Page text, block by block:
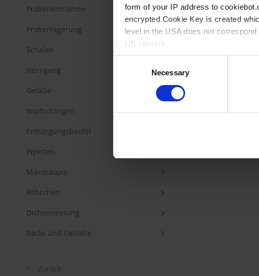
form of your IP address to
encrypted Cookie Key is created
level in the USA does not
US servers.
For more information on cookies
Necessary
ZUM
Probenentnahme
Probenlagerung
Schalen
Reinigung
Gefäße
Impfschlingen
Entsorgungsbeutel
Pipetten
Mikroskopie
Röhrchen
Dichtemessung
Racks und Gestelle
Zurück